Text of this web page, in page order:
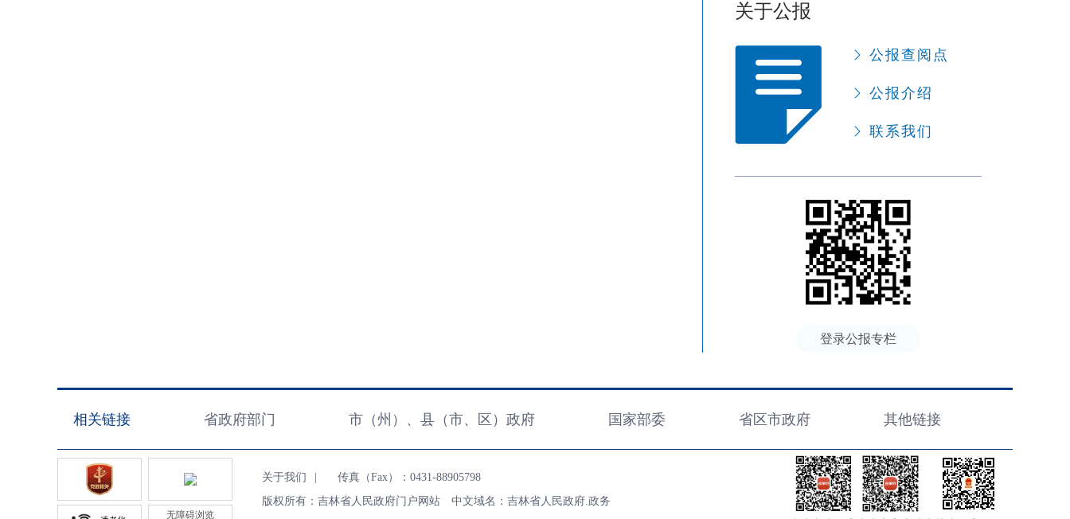
关于公报
公报查阅点
公报介绍
联系我们
登录公报专栏
相关链接 省政府部门 市（州）、县（市、区）政府 国家部委 省区市政府 其他链接
无障碍浏览
关于我们
传真（Fax）：0431-88905798
版权所有：吉林省人民政府门户网站 中文域名：吉林省人民政府.政务